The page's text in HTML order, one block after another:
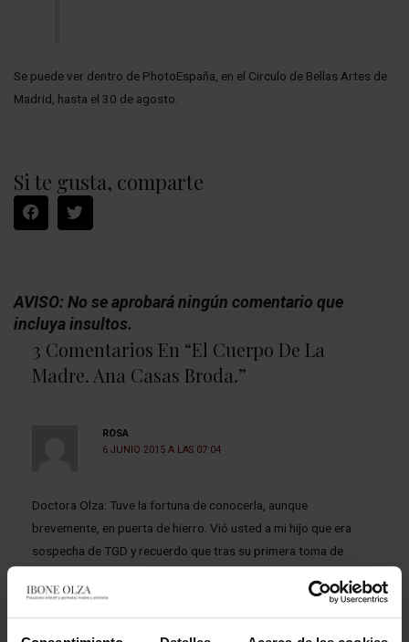
Se puede ver dentro de PhotoEspaña, en el Circulo de Bellas Artes de
Madrid, hasta el 30 de agosto.
Si te gusta, comparte
AVISO: No se aprobará ningún comentario que
incluya insultos.
3 Comentarios En “El Cuerpo De La
Madre. Ana Casas Broda.”
ROSA
6 JUNIO 2015 A LAS 07:04
Doctora Olza: Tuve la fortuna de conocerla, aunque
brevemente, en puerta de hierro. Vió usted a mi hijo que era
sospecha de TGD y recuerdo que tras su primera toma de
genial. Después le vio el equipo específico de la CAM y
confirmaron su criterio y, aunque aún las cosas no van rodadas